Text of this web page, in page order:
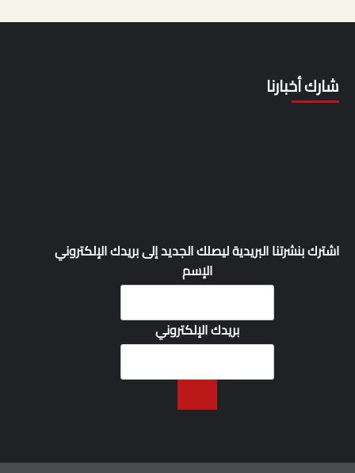
شارك أخبارنا
اشترك بنشرتنا البريدية ليصلك الجديد إلى بريدك الإلكتروني
الإسم
بريدك الإلكتروني